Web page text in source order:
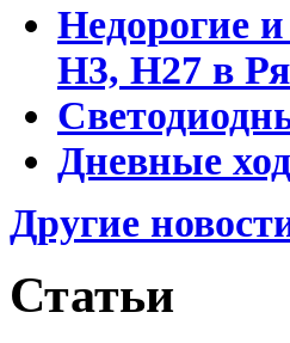
Недорогие
Н3, Н27 в
Дневные
Другие
Статьи